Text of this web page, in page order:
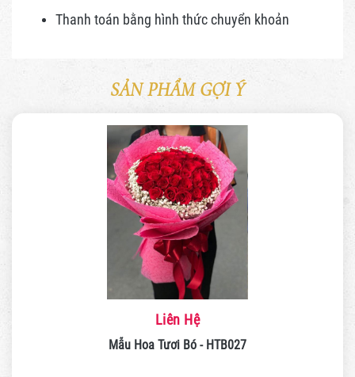
Thanh toán bằng hình thứcchuyển khoản
SẢN PHẨM GỢI Ý
Liên Hệ
Mẫu Hoa Tươi Bó - HTB027